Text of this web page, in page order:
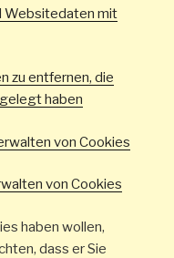
Websitedaten mit
zu entfernen, die
haben
von Cookies
von Cookies
haben wollen,
dass er Sie